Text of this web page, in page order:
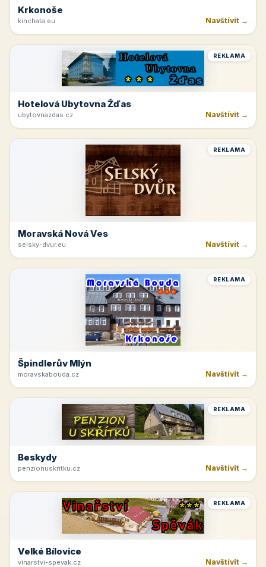
Krkonoše
kinchata.eu Navštívit →
REKLAMA
Hotelová Ubytovna Žďas
ubytovnazdas.cz Navštívit →
REKLAMA
Moravská Nová Ves
selsky-dvur.eu Navštívit →
REKLAMA
Špindlerův Mlýn
moravskabouda.cz Navštívit →
REKLAMA
Beskydy
penzionuskritku.cz Navštívit →
REKLAMA
Velké Bílovice
vinarstvi-spevak.cz Navštívit →